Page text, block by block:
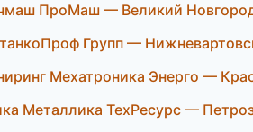
ПроМаш — Великий
Групп —
Мехатроника Энерго —
Металлика ТехРесурс —